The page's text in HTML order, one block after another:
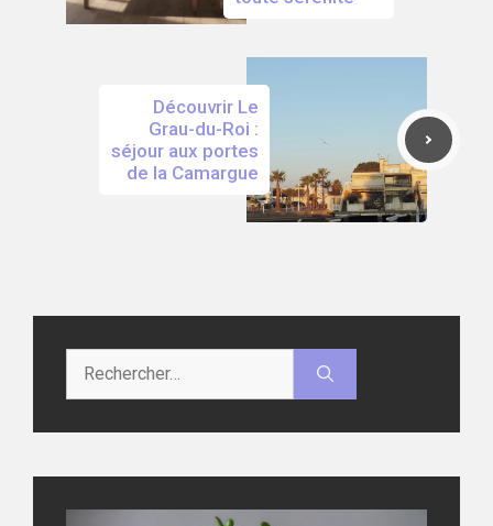
Découvrir Le
Grau-du-Roi :
séjour aux portes
de la Camargue